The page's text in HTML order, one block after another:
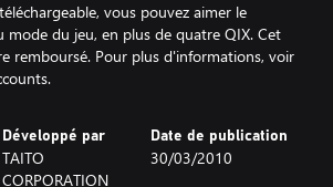
vous pouvez aimer le
mode du jeu, en plus de quatre QIX. Cet
remboursé. Pour plus d'informations, voir
Développé par
TAITO
CORPORATION
Date de publication
30/03/2010